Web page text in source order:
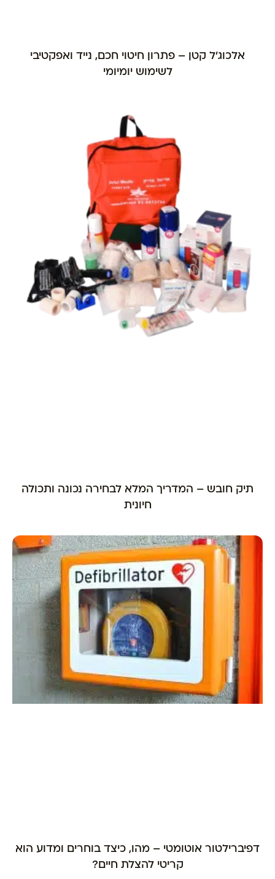
אלכוג'ל קטן – פתרון חיטוי חכם, נייד ואפקטיבי
לשימוש יומיומי
תיק חובש – המדריך המלא לבחירה נכונה ותכולה
חיונית
דפיברילטור אוטומטי – מהו, כיצד בוחרים ומדוע הוא
קריטי להצלת חיים?